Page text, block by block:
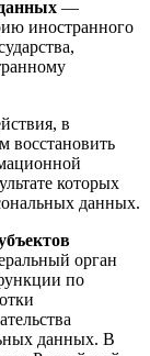
—
иностранного
в
восстановить
которых
данных.
орган
по
данных. В